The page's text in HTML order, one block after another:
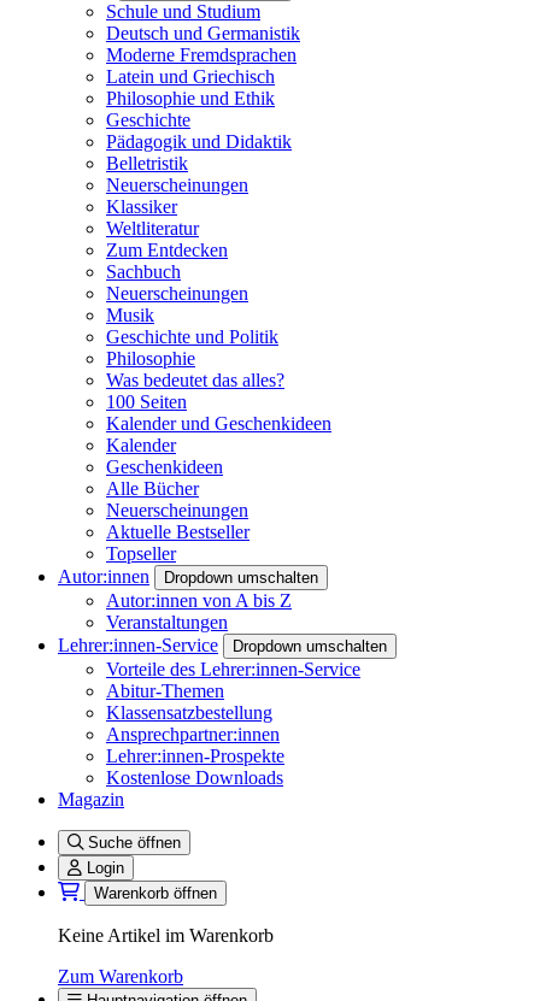
Schule und Studium
Deutsch und Germanistik
Moderne Fremdsprachen
Latein und Griechisch
Philosophie und Ethik
Geschichte
Pädagogik und Didaktik
Belletristik
Neuerscheinungen
Klassiker
Weltliteratur
Zum Entdecken
Sachbuch
Neuerscheinungen
Musik
Geschichte und Politik
Philosophie
Was bedeutet das alles?
100 Seiten
Kalender und Geschenkideen
Kalender
Geschenkideen
Alle Bücher
Neuerscheinungen
Aktuelle Bestseller
Topseller
Autor:innen
Dropdown umschalten
Autor:innen von A bis Z
Veranstaltungen
Lehrer:innen-Service
Dropdown umschalten
Vorteile des Lehrer:innen-Service
Abitur-Themen
Klassensatzbestellung
Ansprechpartner:innen
Lehrer:innen-Prospekte
Kostenlose Downloads
Magazin
Suche öffnen
Login
Warenkorb öffnen
Keine Artikel im Warenkorb
Zum Warenkorb